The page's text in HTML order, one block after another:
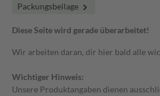
Packungsbeilage
Diese Seite wird gerade überarbeitet!
Wir arbeiten daran, dir hier bald alle
Wichtiger Hinweis:
Unsere Produktangaben dienen